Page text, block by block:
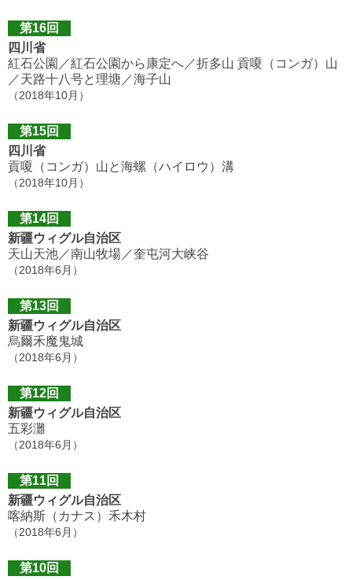
第16回
四川省
紅石公園／紅石公園から康定へ／折多山 貢嗄（コンガ）山
／天路十八号と理塘／海子山
（2018年10月）
第15回
四川省
貢嗄（コンガ）山と海螺（ハイロウ）溝
（2018年10月）
第14回
新疆ウィグル自治区
天山天池／南山牧場／奎屯河大峡谷
（2018年6月）
第13回
新疆ウィグル自治区
烏爾禾魔鬼城
（2018年6月）
第12回
新疆ウィグル自治区
五彩灘
（2018年6月）
第11回
新疆ウィグル自治区
喀納斯（カナス）禾木村
（2018年6月）
第10回